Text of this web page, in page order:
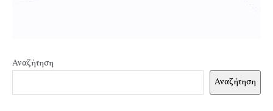
Αναζήτηση
Αναζήτηση